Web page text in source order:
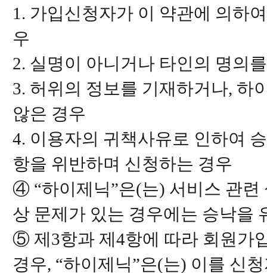
1. 가입신청자가 이 약관에 의하
우
2. 실명이 아니거나 타인의 명의
3. 허위의 정보를 기재하거나, 하
않은 경우
4. 이용자의 귀책사유로 인하여
항을 위반하며 신청하는 경우
④ “하이제닉”은(는) 서비스 관련
상 문제가 있는 경우에는 승낙을
⑤ 제3항과 제4항에 따라 회원가
경우, “하이제닉”은(는) 이를 신